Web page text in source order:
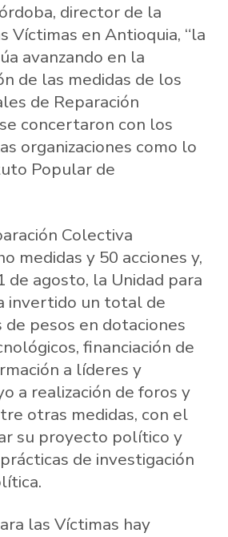
director de la
Víctimas en Antioquia, “la
avanzando en la
de las medidas de los
de Reparación
concertaron con los
organizaciones como lo
Popular de
Colectiva
medidas y 50 acciones y,
de agosto, la Unidad para
invertido un total de
de pesos en dotaciones
financiación de
a líderes y
a realización de foros y
otras medidas, con el
su proyecto político y
de investigación
las Víctimas hay